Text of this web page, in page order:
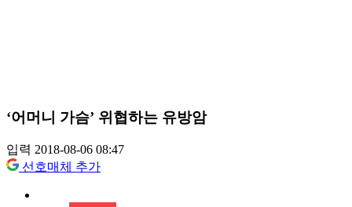
‘어머니 가슴’ 위협하는 유방암
입력 2018-08-06 08:47
선호매체 추가